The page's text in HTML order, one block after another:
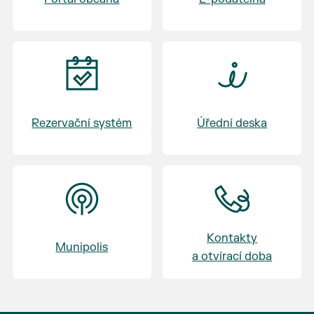
Rezervační systém Úřední deska
Munipolis
Kontakty
a otvírací doba